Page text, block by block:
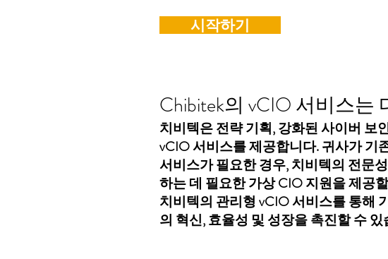
시작하기
Chibitek의 vCIO 서비스는
치비텍은 전략 기획, 강화된 사이버 보
vCIO 서비스를 제공합니다. 귀사가 기
서비스가 필요한 경우, 치비텍의 전문
하는 데 필요한 가상 CIO 지원을 제공
치비텍의 관리형 vCIO 서비스를 통해
의 혁신, 효율성 및 성장을 촉진할 수 있